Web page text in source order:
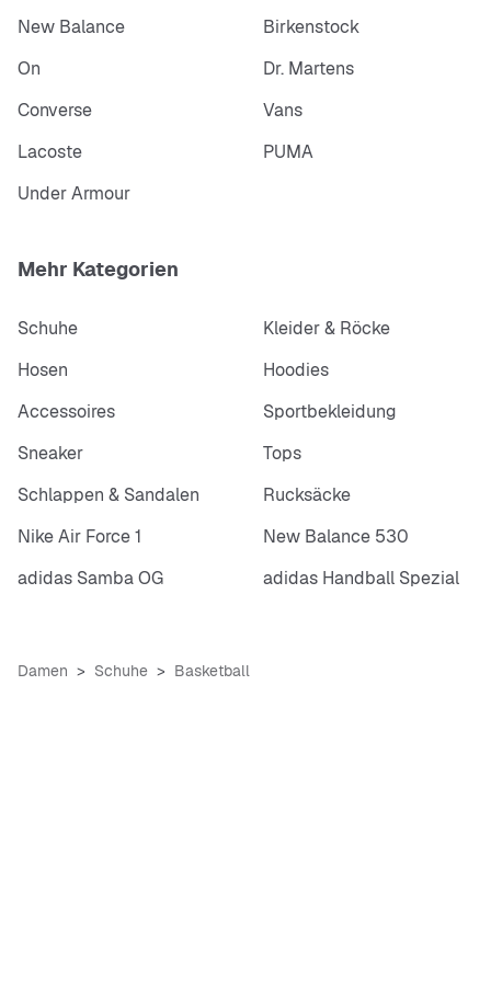
Strapazierfähigkeit und Traktion im traditionellen Style.
New Balance
Birkenstock
On
Dr. Martens
Converse
Vans
Lacoste
PUMA
Under Armour
Mehr Kategorien
Schuhe
Kleider & Röcke
Hosen
Hoodies
Accessoires
Sportbekleidung
Sneaker
Tops
Schlappen & Sandalen
Rucksäcke
Nike Air Force 1
New Balance 530
adidas Samba OG
adidas Handball Spezial
Damen Schuhe Basketball